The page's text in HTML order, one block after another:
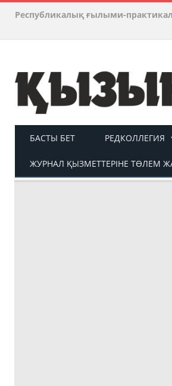
Республикалық ғылыми-
БАСТЫ БЕТ РЕДКОЛЛЕГИЯ
ЖУРНАЛ ҚЫЗМЕТТЕРІНЕ ТӨЛЕМ